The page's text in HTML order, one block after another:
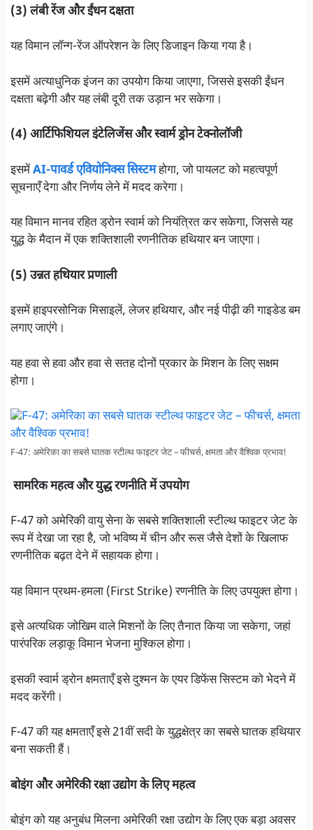
(3) लंबी रेंज और ईंधन दक्षता
यह विमान लॉन्ग-रेंज ऑपरेशन के लिए डिजाइन किया गया है।
इसमें अत्याधुनिक इंजन का उपयोग किया जाएगा, जिससे इसकी ईंधन
दक्षता बढ़ेगी और यह लंबी दूरी तक उड़ान भर सकेगा।
(4) आर्टिफिशियल इंटेलिजेंस और स्वार्म ड्रोन टेक्नोलॉजी
इसमेंAI-पावर्ड एवियोनिक्स सिस्टमहोगा, जो पायलट को महत्वपूर्ण
सूचनाएँ देगा और निर्णय लेने में मदद करेगा।
यह विमान मानव रहित ड्रोन स्वार्म को नियंत्रित कर सकेगा, जिससे यह
युद्ध के मैदान में एक शक्तिशाली रणनीतिक हथियार बन जाएगा।
(5) उन्नत हथियार प्रणाली
इसमें हाइपरसोनिक मिसाइलें, लेजर हथियार, और नई पीढ़ी की गाइडेड बम
लगाए जाएंगे।
यह हवा से हवा और हवा से सतह दोनों प्रकार के मिशन के लिए सक्षम
होगा।
F-47: अमेरिका का सबसे घातक स्टील्थ फाइटर जेट – फीचर्स, क्षमता और वैश्विक प्रभाव!
सामरिक महत्व और युद्ध रणनीति में उपयोग
F-47 को अमेरिकी वायु सेना के सबसे शक्तिशाली स्टील्थ फाइटर जेट के
रूप में देखा जा रहा है, जो भविष्य में चीन और रूस जैसे देशों के खिलाफ
रणनीतिक बढ़त देने में सहायक होगा।
यह विमान प्रथम-हमला (First Strike) रणनीति के लिए उपयुक्त होगा।
इसे अत्यधिक जोखिम वाले मिशनों के लिए तैनात किया जा सकेगा, जहां
पारंपरिक लड़ाकू विमान भेजना मुश्किल होगा।
इसकी स्वार्म ड्रोन क्षमताएँ इसे दुश्मन के एयर डिफेंस सिस्टम को भेदने में
मदद करेंगी।
F-47 की यह क्षमताएँ इसे 21वीं सदी के युद्धक्षेत्र का सबसे घातक हथियार
बना सकती हैं।
बोइंग और अमेरिकी रक्षा उद्योग के लिए महत्व
बोइंग को यह अनुबंध मिलना अमेरिकी रक्षा उद्योग के लिए एक बड़ा अवसर